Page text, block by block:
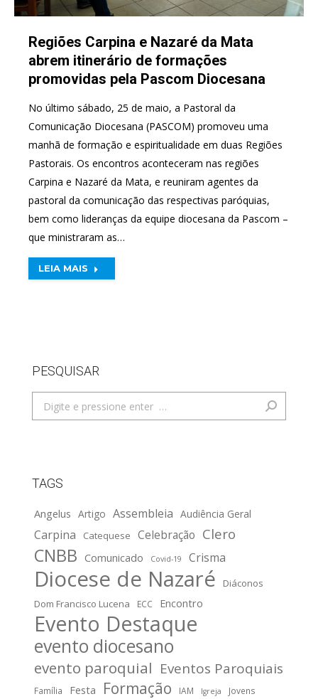
Regiões Carpina e Nazaré da Mata
abrem itinerário de formações
promovidas pela Pascom Diocesana
No último sábado, 25 de maio, a Pastoral da
Comunicação Diocesana (PASCOM) promoveu uma
manhã de formação e espiritualidade em duas Regiões
Pastorais. Os encontros aconteceram nas regiões
Carpina e Nazaré da Mata, e reuniram agentes da
pastoral da comunicação das respectivas paróquias,
bem como lideranças da equipe diocesana da Pascom –
que ministraram as…
LEIA MAIS
PESQUISAR
Search:
TAGS
Angelus Artigo Assembleia Audiência Geral
Carpina Catequese Celebração Clero
CNBB Comunicado Covid-19 Crisma
Diocese de Nazaré
Diáconos
Dom Francisco Lucena
ECC Encontro
Evento Destaque
evento diocesano
evento paroquial Eventos Paroquiais
Família Festa Formação IAM Igreja Jovens